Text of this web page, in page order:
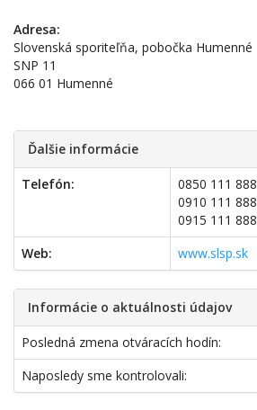
Adresa:
Slovenská sporiteľňa, pobočka Humenné
SNP 11
066 01 Humenné
Ďalšie informácie
Telefón:
0850 111 888
0910 111 888
0915 111 888
Web:
www.slsp.sk
Informácie o aktuálnosti údajov
Posledná zmena otváracích hodín:
Naposledy sme kontrolovali: